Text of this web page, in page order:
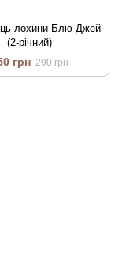
лохини Блю Джей
(2-річний)
грн 290 грн